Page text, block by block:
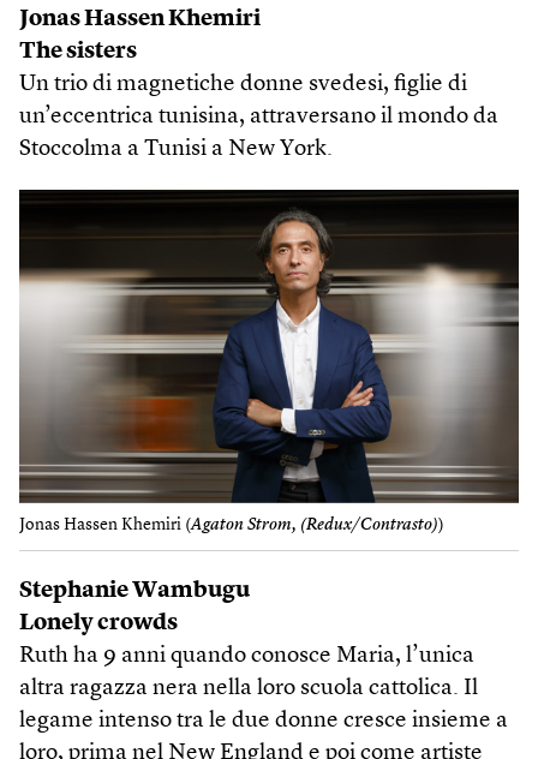
Jonas Hassen Khemiri
The sisters
Un trio di magnetiche donne svedesi, figlie di
un’eccentrica tunisina, attraversano il mondo da
Stoccolma a Tunisi a New York.
Jonas Hassen Khemiri (Agaton Strom, (Redux/Contrasto))
Stephanie Wambugu
Lonely crowds
Ruth ha 9 anni quando conosce Maria, l’unica
altra ragazza nera nella loro scuola cattolica. Il
legame intenso tra le due donne cresce insieme a
loro, prima nel New England e poi come artiste